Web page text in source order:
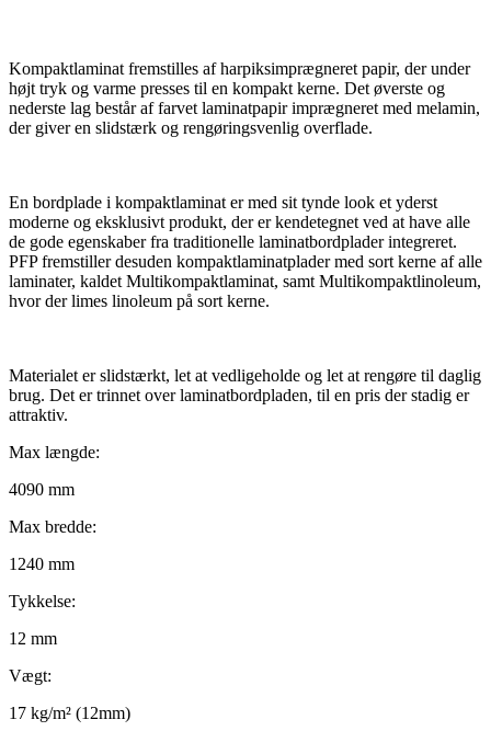
Kompaktlaminat fremstilles af harpiksimprægneret papir, der under
højt tryk og varme presses til en kompakt kerne. Det øverste og
nederste lag består af farvet laminatpapir imprægneret med melamin,
der giver en slidstærk og rengøringsvenlig overflade.
En bordplade i kompaktlaminat er med sit tynde look et yderst
moderne og eksklusivt produkt, der er kendetegnet ved at have alle
de gode egenskaber fra traditionelle laminatbordplader integreret.
PFP fremstiller desuden kompaktlaminatplader med sort kerne af alle
laminater, kaldet Multikompaktlaminat, samt Multikompaktlinoleum,
hvor der limes linoleum på sort kerne.
Materialet er slidstærkt, let at vedligeholde og let at rengøre til daglig
brug. Det er trinnet over laminatbordpladen, til en pris der stadig er
attraktiv.
Max længde:
4090 mm
Max bredde:
1240 mm
Tykkelse:
12 mm
Vægt:
17 kg/m² (12mm)